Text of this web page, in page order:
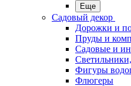
Еще
Садовый декор
Дорожки и
Пруды и
Садовые и
Фигуры
Флюгеры